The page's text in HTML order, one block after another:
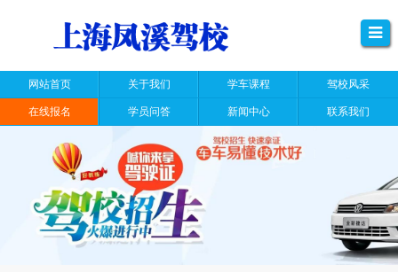
网站首页 关于我们 学车课程 驾校风采
在线报名 学员问答 新闻中心 联系我们